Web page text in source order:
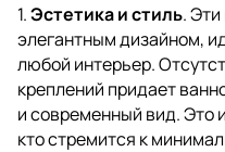
1.Эстетика и стиль.
элегантным дизайном,
любой интерьер.
креплений придает
и современный вид. Это
кто стремится к